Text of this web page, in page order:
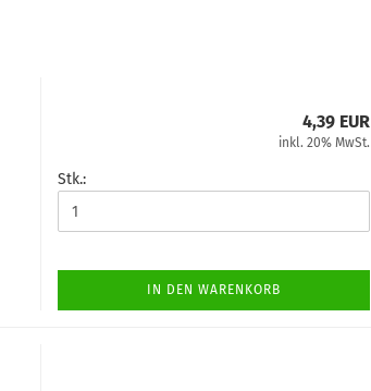
4,39 EUR
inkl. 20% MwSt.
Stk.:
IN DEN WARENKORB